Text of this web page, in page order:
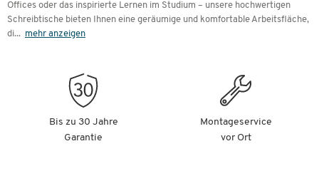
Offices oder das inspirierte Lernen im Studium – unsere hochwertigen
Schreibtische bieten Ihnen eine geräumige und komfortable Arbeitsfläche,
di... mehr anzeigen
Bis zu 30 Jahre
Garantie
Montageservice
vor Ort